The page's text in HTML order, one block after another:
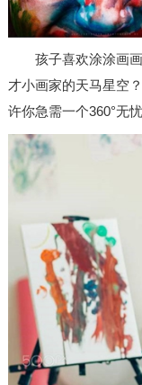
孩子喜欢涂涂画
才小画家的天马星空
许你急需一个360°无